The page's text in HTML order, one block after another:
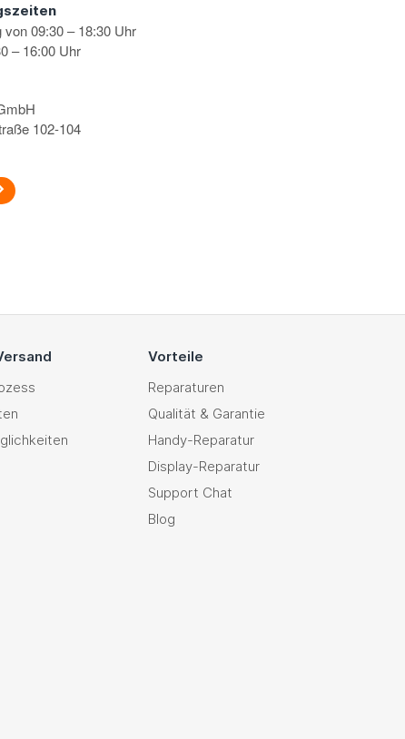
von 09:30 – 18:30 Uhr
– 16:00 Uhr
102-104
Vorteile
Reparaturen
Qualität & Garantie
Handy-Reparatur
Display-Reparatur
Support Chat
Blog